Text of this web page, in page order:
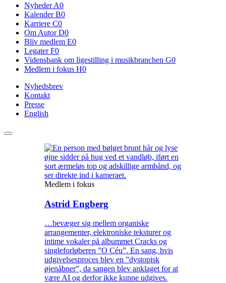
Nyheder A0
Kalender B0
Karriere C0
Om Autor D0
Bliv medlem E0
Legater F0
Vidensbank om ligestilling i musikbranchen G0
Medlem i fokus H0
Nyhedsbrev
Kontakt
Presse
English
Medlem i fokus
Astrid Engberg
…bevæger sig mellem organiske
arrangementer, elektroniske teksturer og
intime vokaler på albummet Cracks og
singleforløberen ”O Céu”. En sang, hvis
udgivelsesproces blev en ”dystopisk
øjenåbner”, da sangen blev anklaget for at
være AI og derfor ikke kunne udgives.